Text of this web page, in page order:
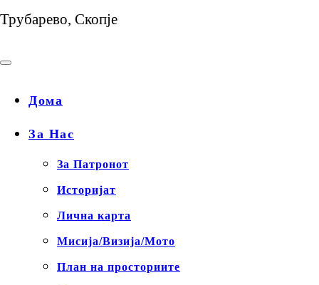
Трубарево, Скопје
Дома
За Нас
За Патронот
Историјат
Лична карта
Мисија/Визија/Мото
План на просториите